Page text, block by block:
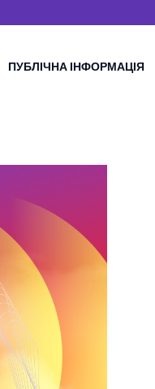
ПУБЛІЧНА ІНФОРМАЦІЯ